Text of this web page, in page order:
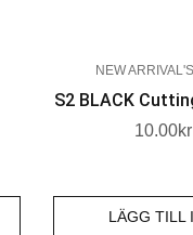
NEW ARRIVAL'S
S2 BLACK
10.00Kr
LÄGG TILL